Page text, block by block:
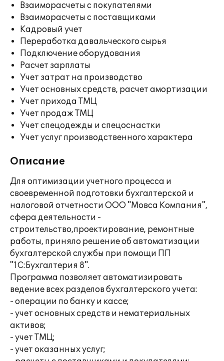
Взаиморасчеты с покупателями
Взаиморасчеты с поставщиками
Кадровый учет
Переработка давальческого сырья
Подключение оборудования
Расчет зарплаты
Учет затрат на производство
Учет основных средств, расчет амортизации
Учет прихода ТМЦ
Учет продаж ТМЦ
Учет спецодежды и спецоснастки
Учет услуг производственного характера
Описание
Для оптимизации учетного процесса и
своевременной подготовки бухгалтерской и
налоговой отчетности ООО "Мовса Компания",
сфера деятельности -
строительство,проектирование, ремонтные
работы, приняло решение об автоматизации
бухгалтерской службы при помощи ПП
"1С:Бухгалтерия 8".
Программа позволяет автоматизировать
ведение всех разделов бухгалтерского учета:
- операции по банку и кассе;
- учет основных средств и нематериальных
активов;
- учет ТМЦ;
- учет оказанных услуг;